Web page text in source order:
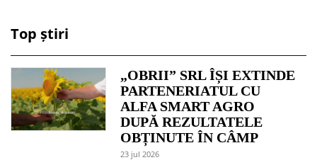
Top știri
„OBRII” SRL ÎȘI EXTINDE
PARTENERIATUL CU
ALFA SMART AGRO
DUPĂ REZULTATELE
OBȚINUTE ÎN CÂMP
23 jul 2026